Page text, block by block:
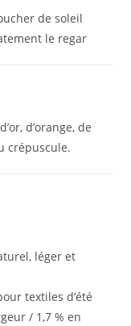
de soleil
le regar
d’orange, de
crépuscule.
léger et
textiles d’été
/ 1,7 % en